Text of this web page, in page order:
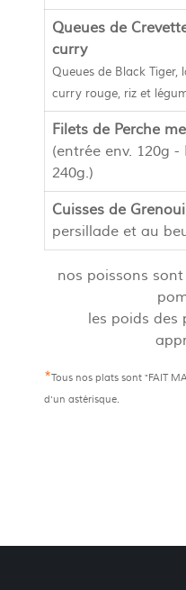
Queues de
curry
Queues de Black Tiger,
curry rouge, riz et
Filets de Perche
(entrée env. 120g -
240g.)
Cuisses de
persillade et au
nos poissons
les poids des
*Tous nos plats sont "FAIT
d'un astérisque.